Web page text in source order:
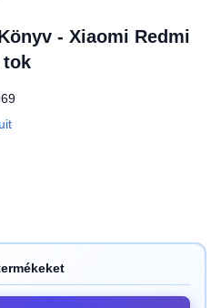
- Xiaomi Redmi
tok